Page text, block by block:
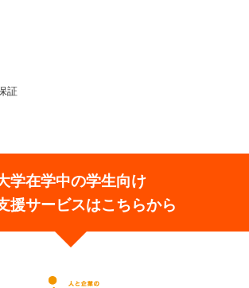
証
学在学中の学生向け
援サービスはこちらから